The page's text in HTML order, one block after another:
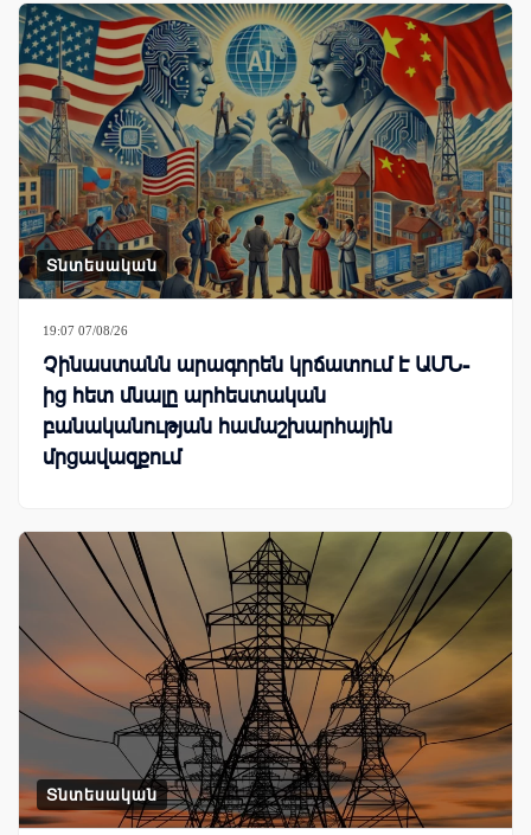
Տնտեսական
19:07 07/08/26
Չինաստանն արագորեն կրճատում է ԱՄՆ-
ից հետ մնալը արհեստական
բանականության համաշխարհային
մրցավազքում
Տնտեսական